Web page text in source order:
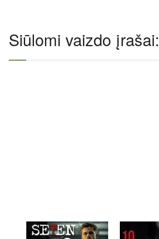
Siūlomi vaizdo įrašai: